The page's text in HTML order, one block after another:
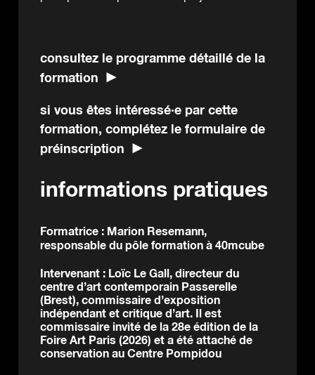
consultez le programme détaillé de la
formation
si vous êtes intéressé·e par cette
formation, complétez le formulaire de
préinscription
informations pratiques
Formatrice : Marion Resemann,
responsable du pôle formation à 40mcube
Intervenant : Loïc Le Gall, directeur du
centre d’art contemporain Passerelle
(Brest), commissaire d’exposition
indépendant et critique d’art. Il est
commissaire invité de la 28e édition de la
Foire Art Paris (2026) et a été attaché de
conservation au Centre Pompidou